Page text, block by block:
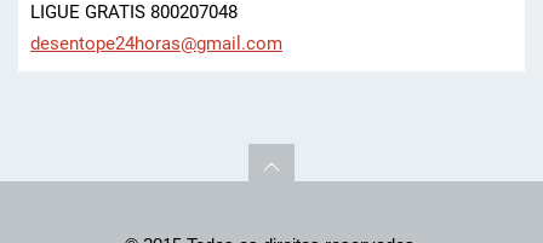
LIGUE GRATIS 800207048
desentope24horas@gmail.com